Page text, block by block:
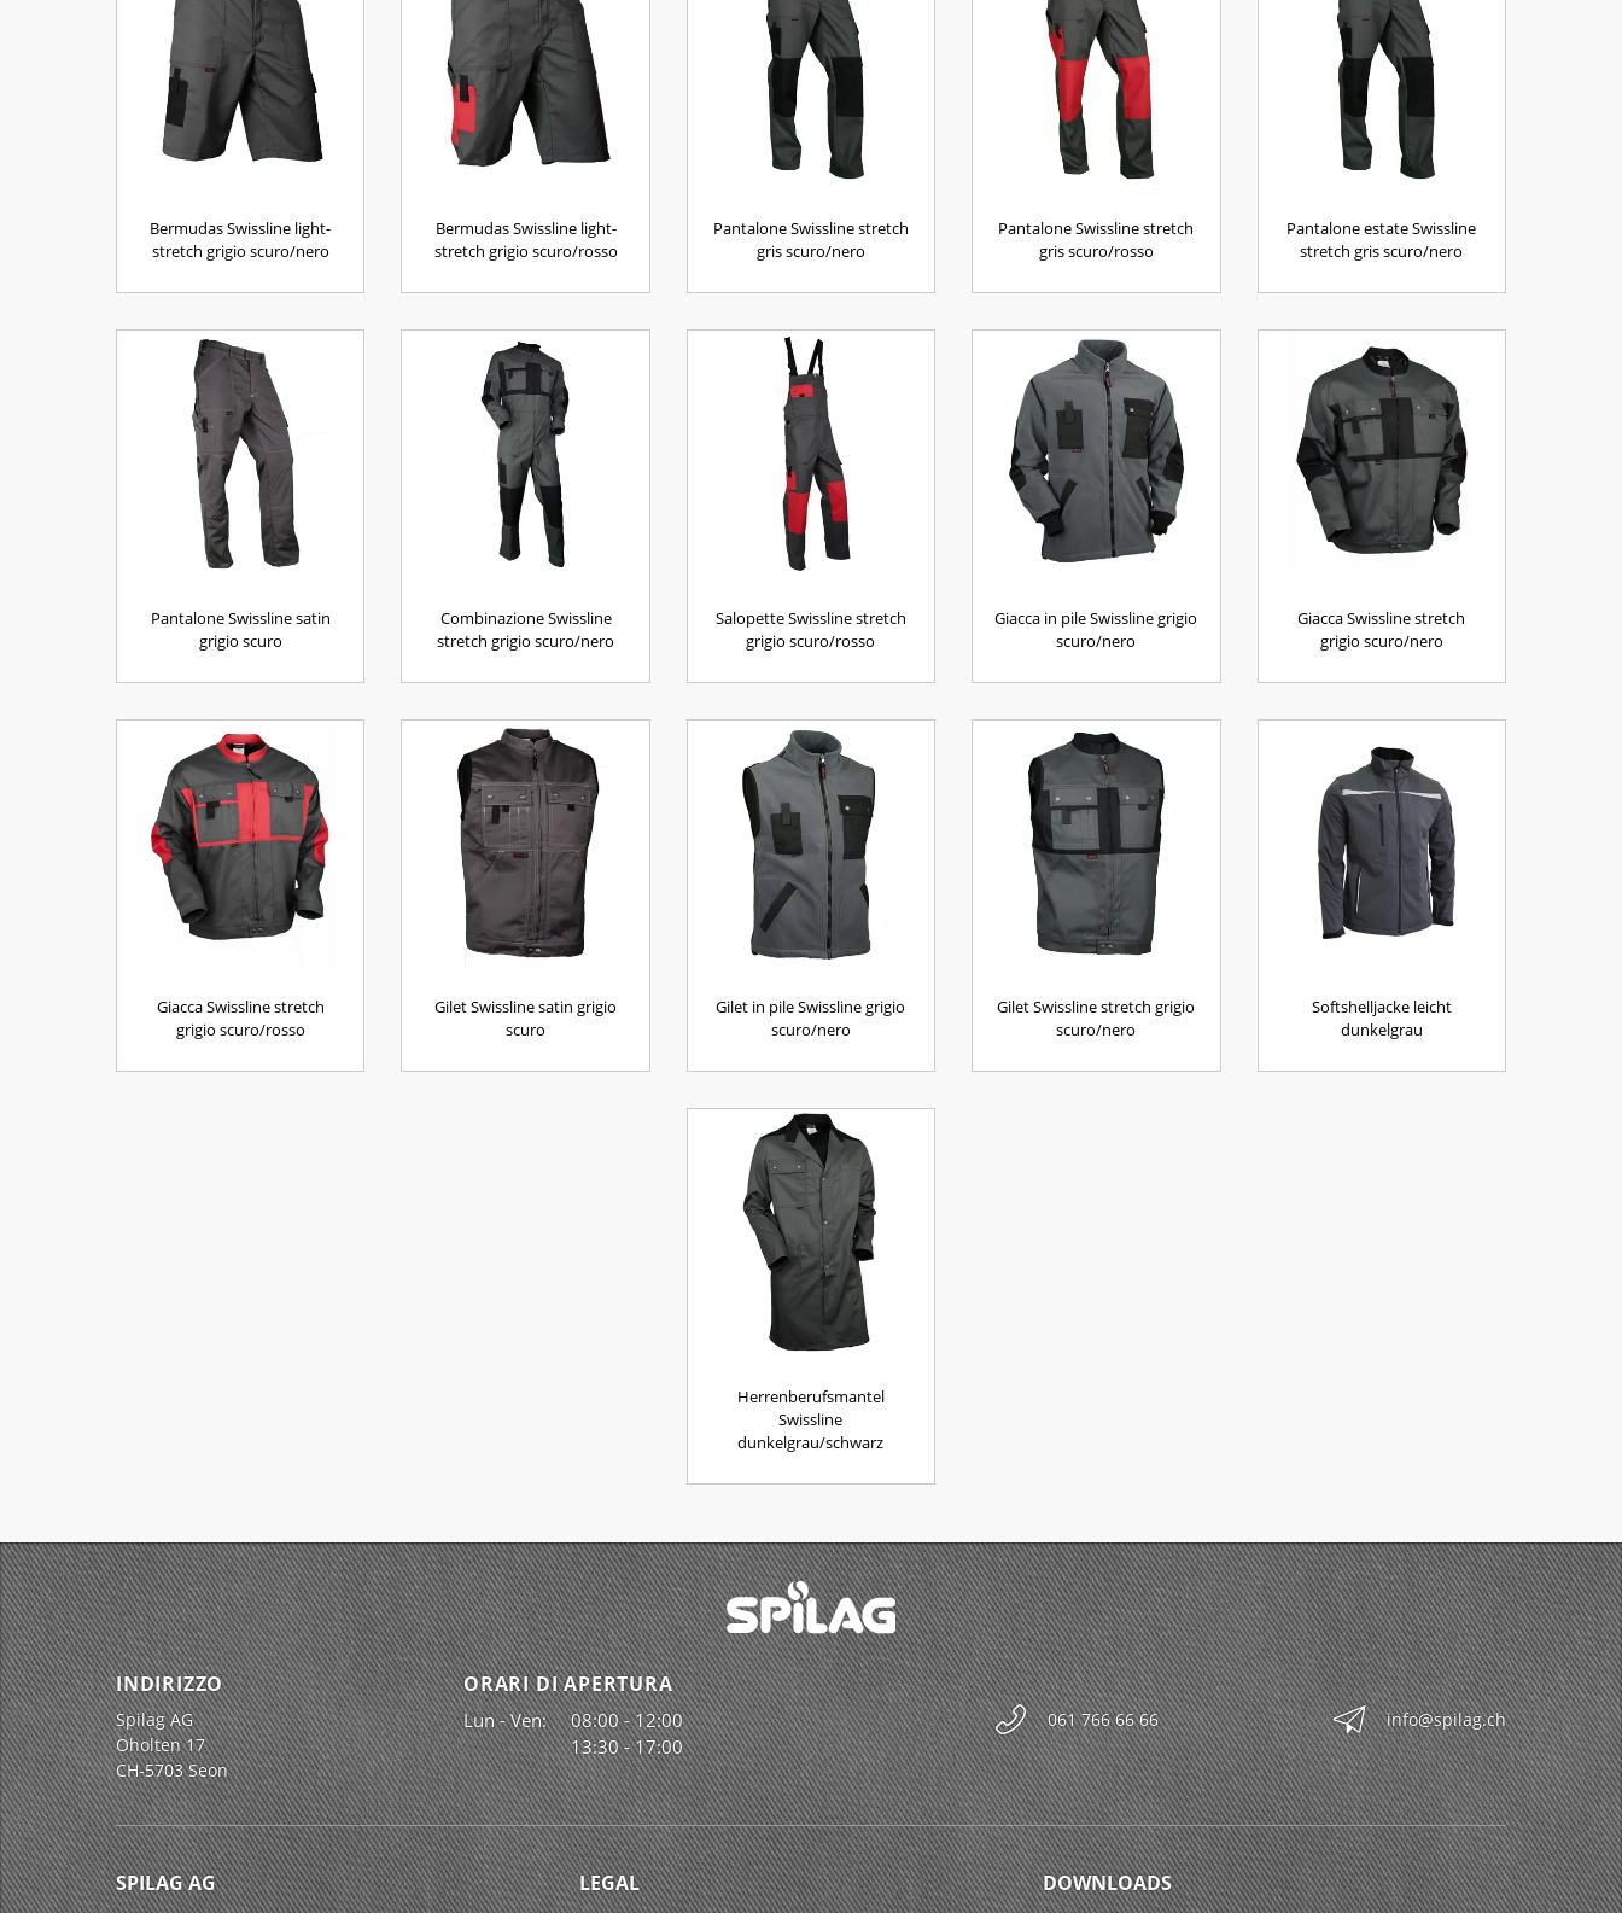
Bermudas Swissline light-
stretch grigio scuro/nero
Bermudas Swissline light-
stretch grigio scuro/rosso
Pantalone Swissline stretch
gris scuro/nero
Pantalone Swissline stretch
gris scuro/rosso
Pantalone estate Swissline
stretch gris scuro/nero
Pantalone Swissline satin
grigio scuro
Combinazione Swissline
stretch grigio scuro/nero
Salopette Swissline stretch
grigio scuro/rosso
Giacca in pile Swissline grigio
scuro/nero
Giacca Swissline stretch
grigio scuro/nero
Giacca Swissline stretch
grigio scuro/rosso
Gilet Swissline satin grigio
scuro
Gilet in pile Swissline grigio
scuro/nero
Gilet Swissline stretch grigio
scuro/nero
Softshelljacke leicht
dunkelgrau
Herrenberufsmantel
Swissline
dunkelgrau/schwarz
INDIRIZZO
Spilag AG
Oholten 17
CH-5703 Seon
ORARI DI APERTURA
Lun - Ven:
08:00 - 12:00
13:30 - 17:00
061 766 66 66 info@spilag.ch
SPILAG AG LEGAL DOWNLOADS